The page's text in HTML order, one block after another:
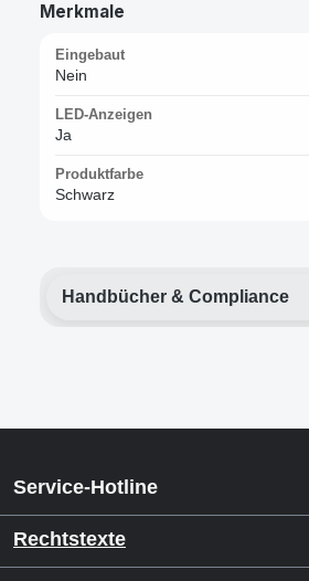
Merkmale
Eingebaut
Nein
LED-Anzeigen
Ja
Produktfarbe
Schwarz
Handbücher & Compliance
Service-Hotline
Rechtstexte